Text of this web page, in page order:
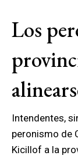
Los
Intendentes,
peronismo de
Kicillof a la